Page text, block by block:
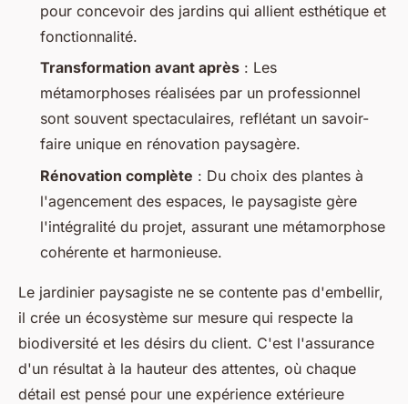
pour concevoir des jardins qui allient esthétique et
fonctionnalité.
Transformation avant après : Les
métamorphoses réalisées par un professionnel
sont souvent spectaculaires, reflétant un savoir-
faire unique en rénovation paysagère.
Rénovation complète : Du choix des plantes à
l'agencement des espaces, le paysagiste gère
l'intégralité du projet, assurant une métamorphose
cohérente et harmonieuse.
Le jardinier paysagiste ne se contente pas d'embellir,
il crée un écosystème sur mesure qui respecte la
biodiversité et les désirs du client. C'est l'assurance
d'un résultat à la hauteur des attentes, où chaque
détail est pensé pour une expérience extérieure